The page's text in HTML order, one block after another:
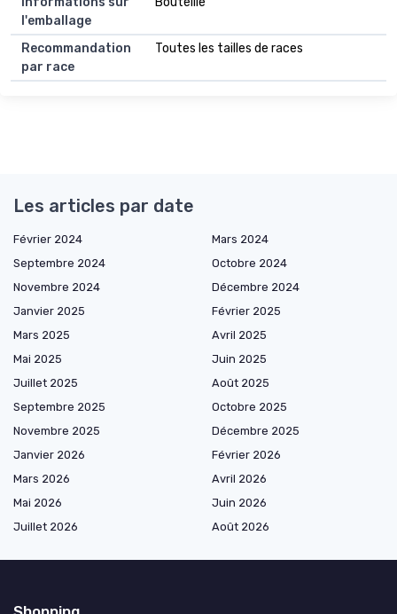
l'emballage
Recommandation
par race
Toutes les tailles de races
Les articles par date
Février 2024
Mars 2024
Septembre 2024
Octobre 2024
Novembre 2024
Décembre 2024
Janvier 2025
Février 2025
Mars 2025
Avril 2025
Mai 2025
Juin 2025
Juillet 2025
Août 2025
Septembre 2025
Octobre 2025
Novembre 2025
Décembre 2025
Janvier 2026
Février 2026
Mars 2026
Avril 2026
Mai 2026
Juin 2026
Juillet 2026
Août 2026